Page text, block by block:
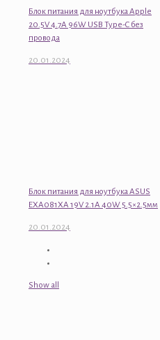
Блок питания для ноутбука Apple
20.5V 4.7A 96W USB Type-C без
провода
20.01.2024
Блок питания для ноутбука ASUS
EXA081XA 19V 2.1A 40W 5.5×2.5мм
20.01.2024
Show all